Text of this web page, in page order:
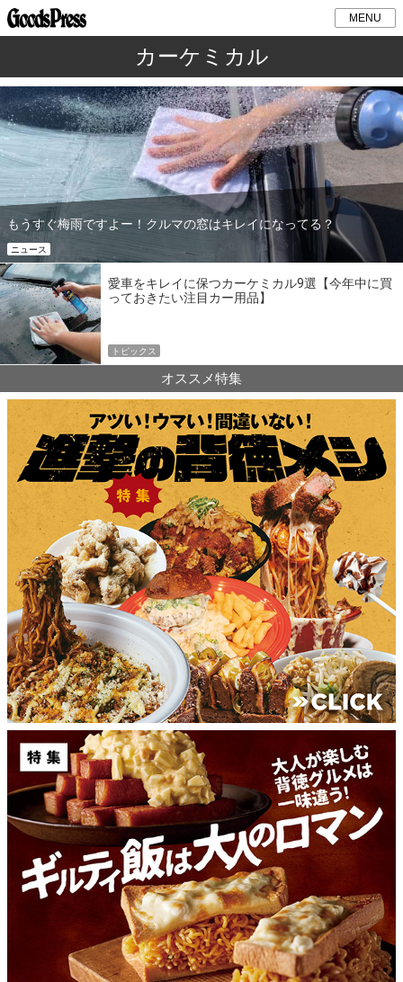
MENU
カーケミカル
もうすぐ梅雨ですよー！クルマの窓はキレイになってる？
ニュース
愛車をキレイに保つカーケミカル9選【今年中に買
っておきたい注目カー用品】
トピックス
オススメ特集